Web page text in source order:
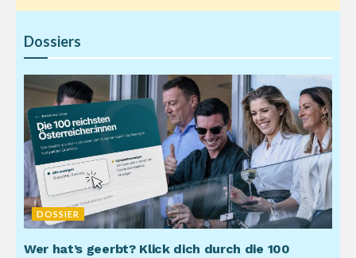
Dossiers
DOSSIER
Wer hat’s geerbt? Klick dich durch die 100